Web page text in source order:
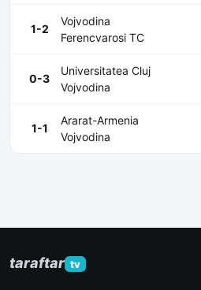
1-2
Vojvodina
Ferencvarosi TC
0-3
Universitatea Cluj
Vojvodina
1-1
Ararat-Armenia
Vojvodina
taraftar tv